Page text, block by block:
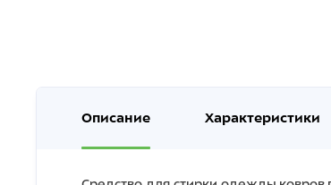
Описание Характеристики